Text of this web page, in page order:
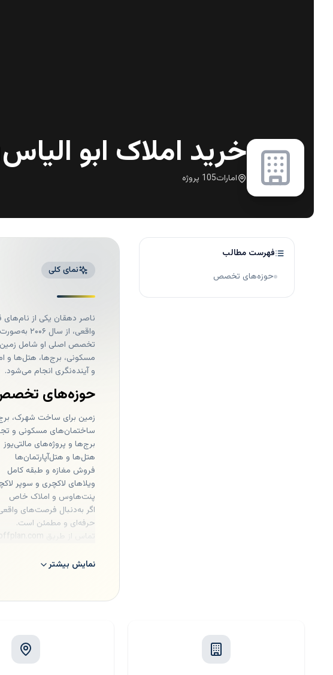
خرید املاک ابو الیاس
امارات105 پروژه
فهرست مطالب
حوزه‌های تخصص
نمای کلی
واقعی، از سال ۲۰۰۶ به‌صورت حرفه‌ای در حوزه سرمایه‌گذاری و توسعه املاک فعالیت دارد.
تخصص اصلی او شامل
مسکونی، برج‌ها، هتل‌ها و
و آینده‌نگری انجام می‌شود.
حوزه‌های
زمین برای ساخت شهرک،
ساختمان‌های مسکونی و
برج‌ها و پروژه‌های مالتی‌یوز
هتل‌ها و هتل‌آپارتمان‌ها
فروش مغازه و طبقه کامل
ویلاهای لاکچری و سوپر
پنت‌هاوس و املاک خاص
اگر به‌دنبال فرصت‌های
حرفه‌ای و مطمئن است.
تماس از طریق dxboffplan.com
نمایش بیشتر